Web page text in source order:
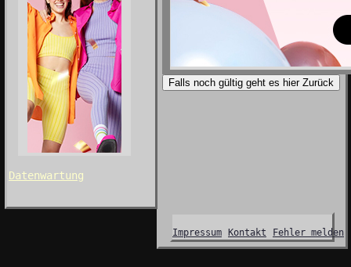
Datenwartung
Falls noch gültig geht es hier Zurück
Impressum Kontakt Fehler melden